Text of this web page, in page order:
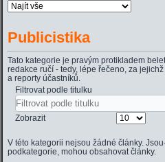
Publicistika
Tato kategorie je pravým protikladem
redakce ručí - tedy, lépe řečeno, za
a reporty účastníků.
Filtrovat podle titulku
Zobrazit
V této kategorii nejsou žádné články.
podkategorie, mohou obsahovat články.